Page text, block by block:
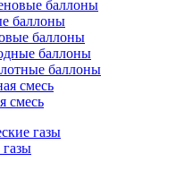
баллоны
баллоны
баллоны
баллоны
баллоны
смесь
смесь
газы